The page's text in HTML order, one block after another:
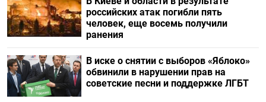
российских атак погибли пять
человек, еще восемь получили
ранения
В иске о снятии с выборов «Яблоко»
обвинили в нарушении прав на
советские песни и поддержке ЛГБТ